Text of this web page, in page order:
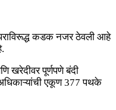
कडक नजर ठेवली आहे
खरेदीवर पूर्णपणे बंदी
अधिकाऱ्यांची एकूण 377 पथके